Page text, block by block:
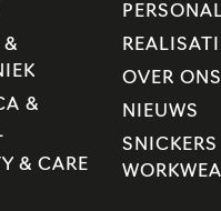
&
&
& CARE
OVER ONS
NIEUWS
SNICKERS